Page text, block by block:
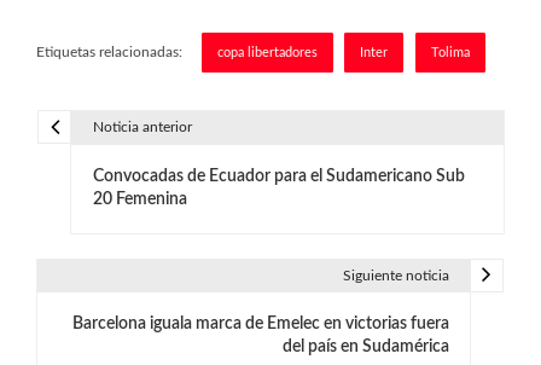
Etiquetas relacionadas: copa libertadores Inter Tolima
Noticia anterior
Convocadas de Ecuador para el Sudamericano Sub
20 Femenina
Siguiente noticia
Barcelona iguala marca de Emelec en victorias fuera
del país en Sudamérica